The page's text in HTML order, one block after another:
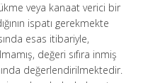
veya kanaat verici bir
ispatı gerekmekte
esas itibariyle,
değeri sıfıra inmiş
değerlendirilmektedir.